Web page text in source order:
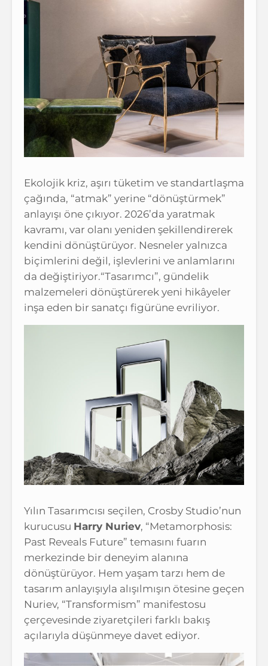
Ekolojik kriz, aşırı tüketim ve standartlaşma
çağında, “atmak” yerine “dönüştürmek”
anlayışı öne çıkıyor. 2026’da yaratmak
kavramı, var olanı yeniden şekillendirerek
kendini dönüştürüyor. Nesneler yalnızca
biçimlerini değil, işlevlerini ve anlamlarını
da değiştiriyor.“Tasarımcı”, gündelik
malzemeleri dönüştürerek yeni hikâyeler
inşa eden bir sanatçı figürüne evriliyor.
Yılın Tasarımcısı seçilen, Crosby Studio’nun
kurucusu Harry Nuriev, “Metamorphosis:
Past Reveals Future” temasını fuarın
merkezinde bir deneyim alanına
dönüştürüyor. Hem yaşam tarzı hem de
tasarım anlayışıyla alışılmışın ötesine geçen
Nuriev, “Transformism” manifestosu
çerçevesinde ziyaretçileri farklı bakış
açılarıyla düşünmeye davet ediyor.